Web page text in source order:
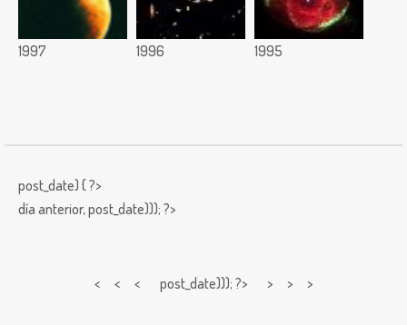
1997 1996 1995
post_date) { ?>
día anterior,post_date))); ?>
< < < post_date))); ?> > > >